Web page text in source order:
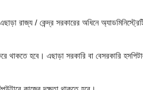
রাজ্য / কেন্দ্র সরকারের অধিনে
থাকতে হবে। এছাড়া সরকারি বা বেসরকারি